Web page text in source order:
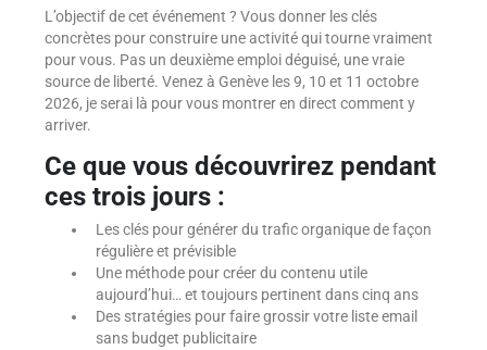
L’objectif de cet événement ? Vous donner les clés
concrètes pour construire une activité qui tourne vraiment
pour vous. Pas un deuxième emploi déguisé, une vraie
source de liberté. Venez à Genève les 9, 10 et 11 octobre
2026, je serai là pour vous montrer en direct comment y
arriver.
Ce que vous découvrirez pendant
ces trois jours :
Les clés pour générer du trafic organique de façon
régulière et prévisible
Une méthode pour créer du contenu utile
aujourd’hui… et toujours pertinent dans cinq ans
Des stratégies pour faire grossir votre liste email
sans budget publicitaire